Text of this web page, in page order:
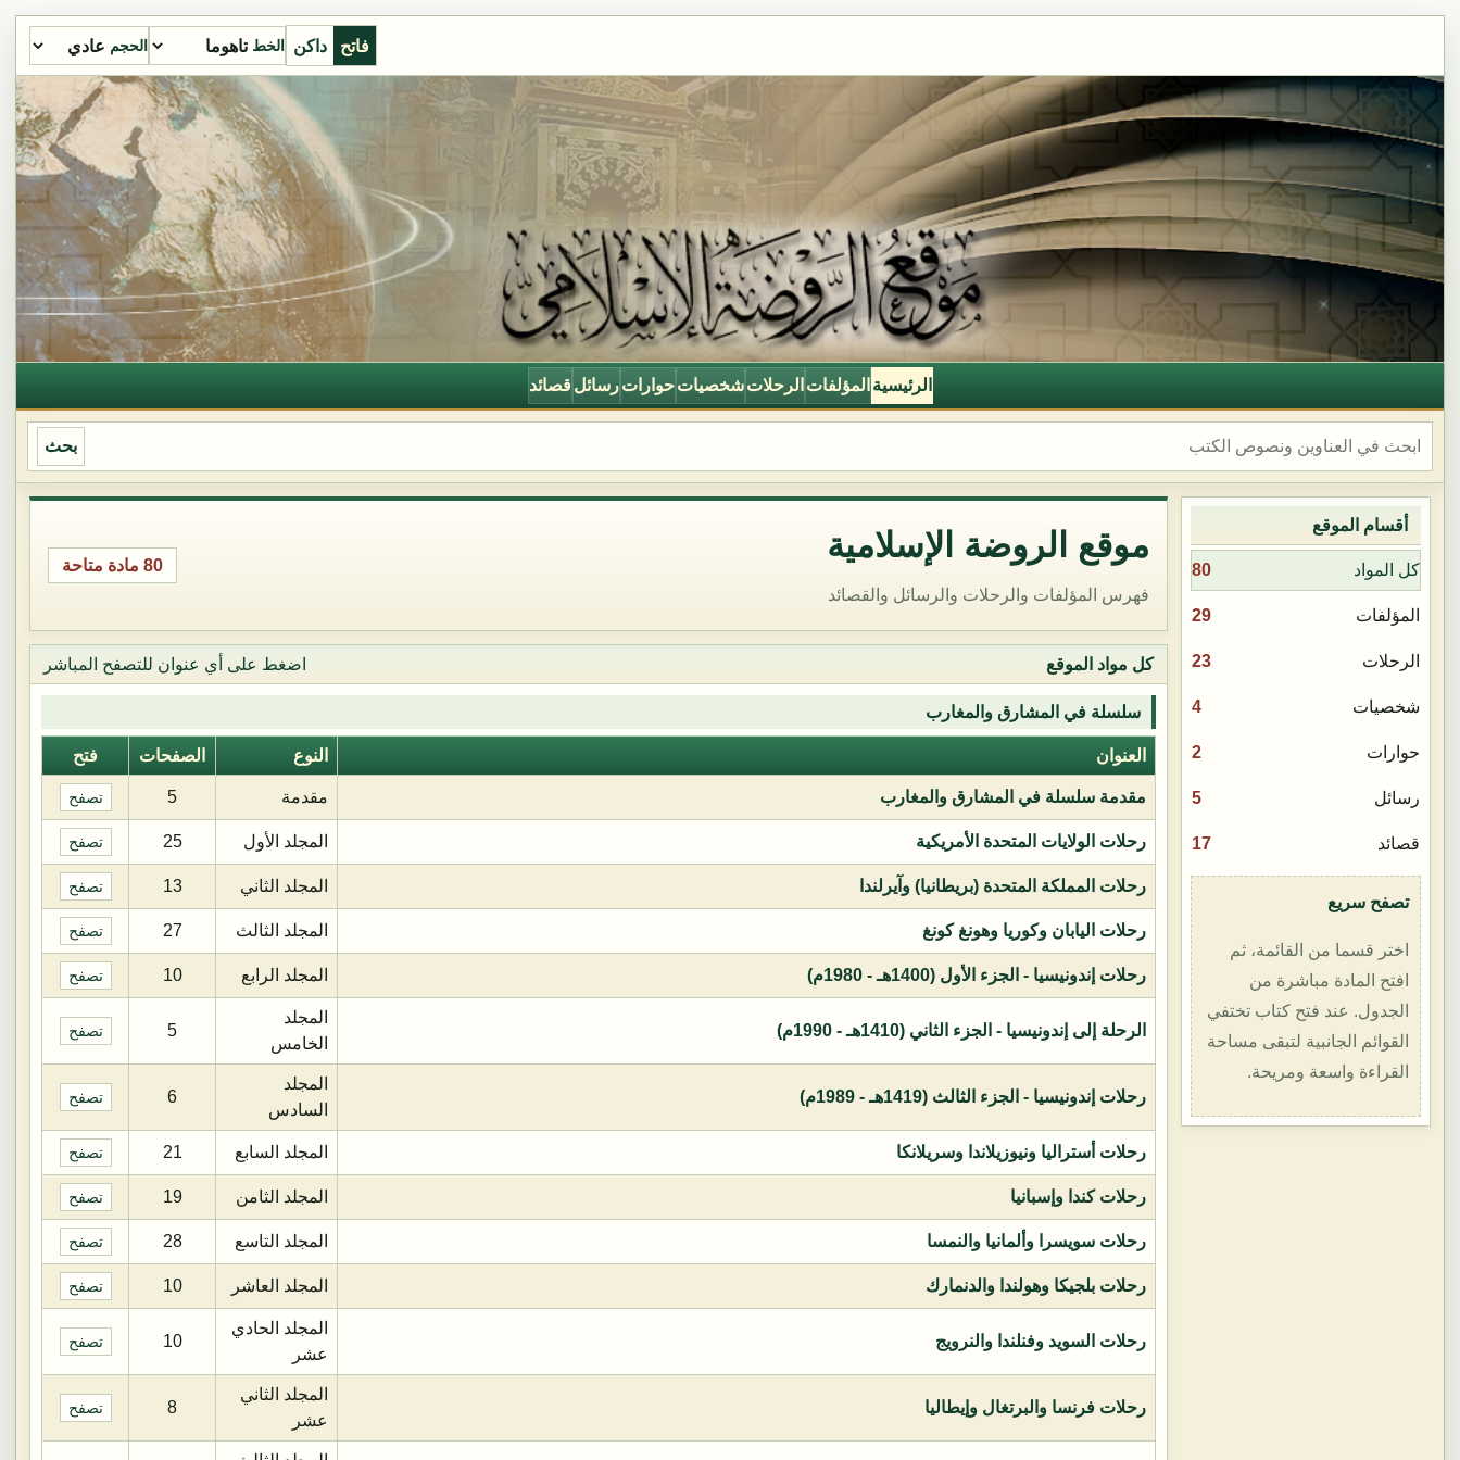
فاتح داكن الخط الحجم
الرئيسية المؤلفات الرحلات شخصيات حوارات رسائل قصائد
بحث
أقسام الموقع
كل المواد 80
المؤلفات 29
الرحلات 23
شخصيات 4
حوارات 2
رسائل 5
قصائد 17
تصفح سريع
اختر قسما من القائمة، ثم
افتح المادة مباشرة من
الجدول. عند فتح كتاب تختفي
القوائم الجانبية لتبقى مساحة
القراءة واسعة ومريحة.
موقع الروضة الإسلامية
فهرس المؤلفات والرحلات والرسائل والقصائد
80 مادة متاحة
كل مواد الموقع اضغط على أي عنوان للتصفح المباشر
سلسلة في المشارق والمغارب
العنوان النوع الصفحات فتح
مقدمة سلسلة في المشارق والمغارب مقدمة 5 تصفح
رحلات الولايات المتحدة الأمريكية المجلد الأول 25 تصفح
رحلات المملكة المتحدة (بريطانيا) وآيرلندا المجلد الثاني 13 تصفح
رحلات اليابان وكوريا وهونغ كونغ المجلد الثالث 27 تصفح
رحلات إندونيسيا - الجزء الأول (1400هـ - 1980م) المجلد الرابع 10 تصفح
الرحلة إلى إندونيسيا - الجزء الثاني (1410هـ - 1990م)
المجلد
الخامس
5 تصفح
رحلات إندونيسيا - الجزء الثالث (1419هـ - 1989م)
المجلد
السادس
6 تصفح
رحلات أستراليا ونيوزيلاندا وسريلانكا المجلد السابع 21 تصفح
رحلات كندا وإسبانيا المجلد الثامن 19 تصفح
رحلات سويسرا وألمانيا والنمسا المجلد التاسع 28 تصفح
رحلات بلجيكا وهولندا والدنمارك المجلد العاشر 10 تصفح
رحلات السويد وفنلندا والنرويج
المجلد الحادي
عشر
10 تصفح
رحلات فرنسا والبرتغال وإيطاليا
المجلد الثاني
عشر
8 تصفح